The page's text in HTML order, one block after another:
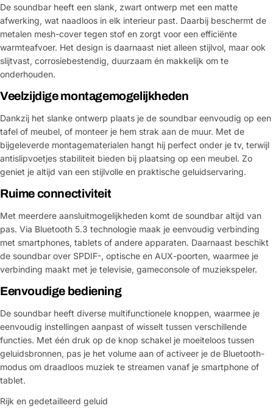
De soundbar heeft een slank, zwart ontwerp met een matte
afwerking, wat naadloos in elk interieur past. Daarbij beschermt de
metalen mesh-cover tegen stof en zorgt voor een efficiënte
warmteafvoer. Het design is daarnaast niet alleen stijlvol, maar ook
slijtvast, corrosiebestendig, duurzaam én makkelijk om te
onderhouden.
Veelzijdige montagemogelijkheden
Dankzij het slanke ontwerp plaats je de soundbar eenvoudig op een
tafel of meubel, of monteer je hem strak aan de muur. Met de
bijgeleverde montagematerialen hangt hij perfect onder je tv, terwijl
antislipvoetjes stabiliteit bieden bij plaatsing op een meubel. Zo
geniet je altijd van een stijlvolle en praktische geluidservaring.
Ruime connectiviteit
Met meerdere aansluitmogelijkheden komt de soundbar altijd van
pas. Via Bluetooth 5.3 technologie maak je eenvoudig verbinding
met smartphones, tablets of andere apparaten. Daarnaast beschikt
de soundbar over SPDIF-, optische en AUX-poorten, waarmee je
verbinding maakt met je televisie, gameconsole of muziekspeler.
Eenvoudige bediening
De soundbar heeft diverse multifunctionele knoppen, waarmee je
eenvoudig instellingen aanpast of wisselt tussen verschillende
functies. Met één druk op de knop schakel je moeiteloos tussen
geluidsbronnen, pas je het volume aan of activeer je de Bluetooth-
modus om draadloos muziek te streamen vanaf je smartphone of
tablet.
Rijk en gedetailleerd geluid